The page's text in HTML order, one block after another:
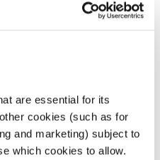
are essential for its
cookies (such as for
and marketing) subject to
which cookies to allow.
התבוננות אקטואלית – 21.3.21
התבוננות
דליק ווליניץושמואל